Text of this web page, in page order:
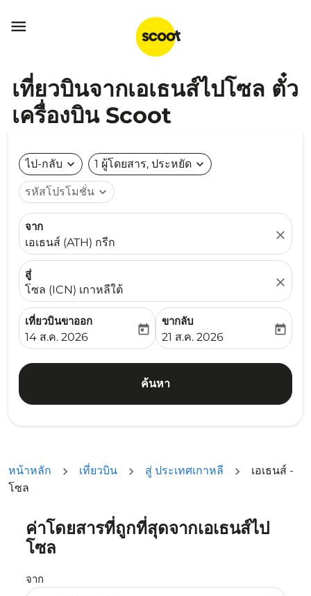

เที่ยวบินจากเอเธนส์ไปโซล ตั๋ว
เครื่องบิน Scoot
ไป-กลับ expand_more 1 ผู้โดยสาร, ประหยัด expand_more
รหัสโปรโมชั่น expand_more
จาก
เอเธนส์ (ATH) กรีก
close
สู่
โซล (ICN) เกาหลีใต้
close
เที่ยวบินขาออก
fc-booking-departure-date-aria-label
14 ส.ค. 2026
today
ขากลับ
fc-booking-return-date-
21 ส.ค. 2026
today
ค้นหา
หน้าหลัก เที่ยวบิน สู่ ประเทศเกาหลี
เอเธนส์ -
โซล
ค่าโดยสารที่ถูกที่สุดจากเอเธนส์ไป
โซล
จาก
ลองอัปเดตเส้นทางของคุณ (ต้นทางและ/หรือปลายทาง) หรื